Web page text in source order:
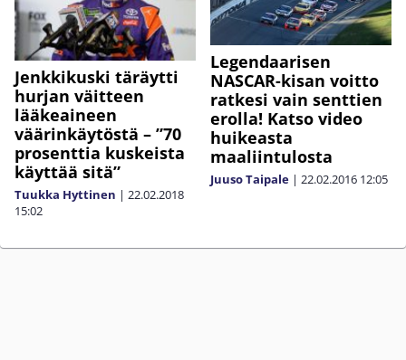
Jenkkikuski täräytti
hurjan väitteen
lääkeaineen
väärinkäytöstä – ”70
prosenttia kuskeista
käyttää sitä”
Tuukka Hyttinen | 22.02.2018
15:02
Legendaarisen
NASCAR-kisan voitto
ratkesi vain senttien
erolla! Katso video
huikeasta
maaliintulosta
Juuso Taipale | 22.02.2016 12:05